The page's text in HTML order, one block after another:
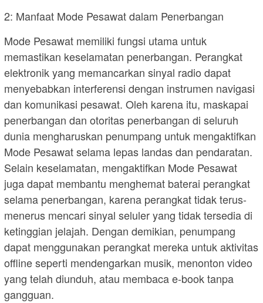
2: Manfaat Mode Pesawat dalam Penerbangan
Mode Pesawat memiliki fungsi utama untuk
memastikan keselamatan penerbangan. Perangkat
elektronik yang memancarkan sinyal radio dapat
menyebabkan interferensi dengan instrumen navigasi
dan komunikasi pesawat. Oleh karena itu, maskapai
penerbangan dan otoritas penerbangan di seluruh
dunia mengharuskan penumpang untuk mengaktifkan
Mode Pesawat selama lepas landas dan pendaratan.
Selain keselamatan, mengaktifkan Mode Pesawat
juga dapat membantu menghemat baterai perangkat
selama penerbangan, karena perangkat tidak terus-
menerus mencari sinyal seluler yang tidak tersedia di
ketinggian jelajah. Dengan demikian, penumpang
dapat menggunakan perangkat mereka untuk aktivitas
offline seperti mendengarkan musik, menonton video
yang telah diunduh, atau membaca e-book tanpa
gangguan.